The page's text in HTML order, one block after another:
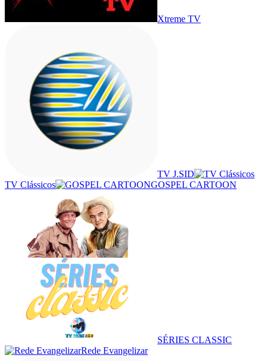
Xtreme TV
TV J.SID
TV Clássicos
GOSPEL CARTOON
SÉRIES CLASSIC
Rede Evangelizar